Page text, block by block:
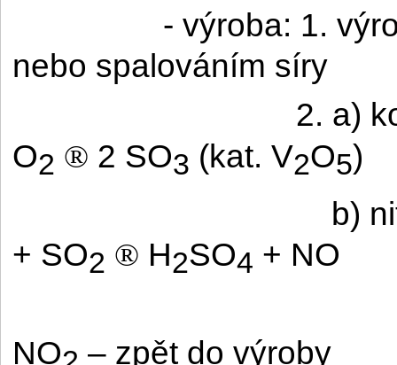
- výroba: 1.
nebo spalováním síry
2. a)
O2 ® 2 SO3 (kat. V2O5)
b)
+ SO2 ® H2SO4 + NO
NO
– zpět do výroby